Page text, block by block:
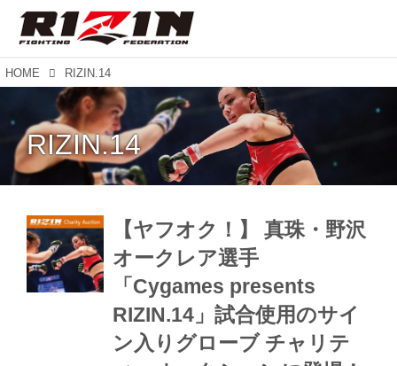
HOME RIZIN.14
RIZIN.14
【ヤフオク！】 真珠・野沢
オークレア選手
「Cygames presents
RIZIN.14」試合使用のサイ
ン入りグローブ チャリテ